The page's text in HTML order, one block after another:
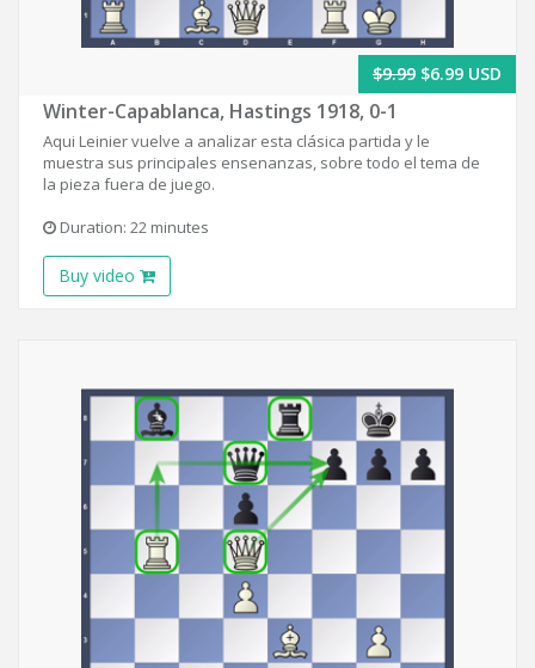
$9.99 $6.99 USD
Winter-Capablanca, Hastings 1918, 0-1
Aqui Leinier vuelve a analizar esta clásica partida y le
muestra sus principales ensenanzas, sobre todo el tema de
la pieza fuera de juego.
Duration: 22 minutes
Buy video